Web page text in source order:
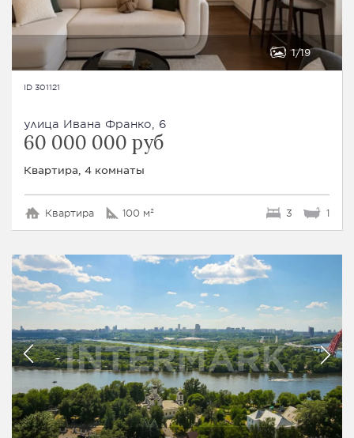
1 19
ID 301121
улица Ивана Франко, 6
60 000 000 руб
Квартира, 4 комнаты
Квартира 100 м² 3 1